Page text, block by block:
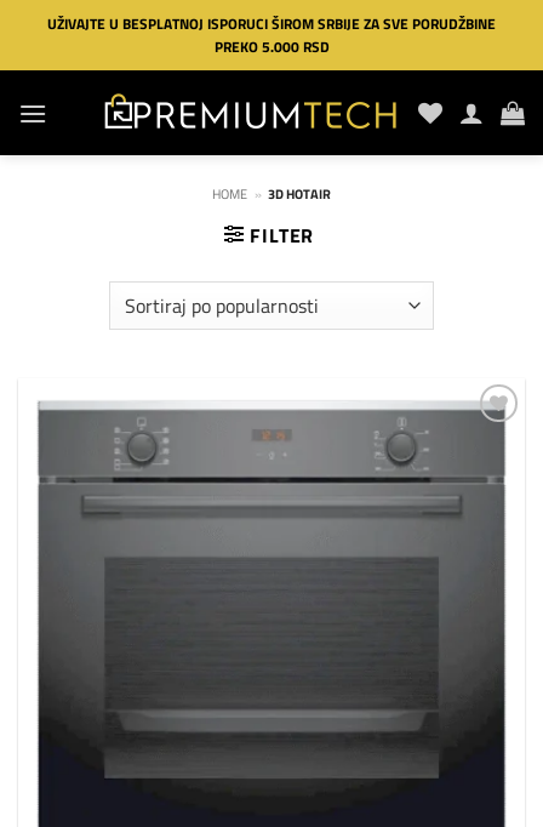
Preskoči
sadržaj
UŽIVAJTE U BESPLATNOJ ISPORUCI ŠIROM SRBIJE ZA SVE PORUDŽBINE
PREKO 5.000 RSD
HOME » 3D HOTAIR
FILTER
listu
želja